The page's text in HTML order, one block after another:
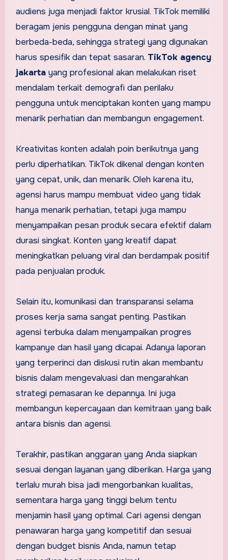
audiens juga menjadi faktor krusial. TikTok memiliki
beragam jenis pengguna dengan minat yang
berbeda-beda, sehingga strategi yang digunakan
harus spesifik dan tepat sasaran. TikTok agency
jakartayang profesional akan melakukan riset
mendalam terkait demografi dan perilaku
pengguna untuk menciptakan konten yang mampu
menarik perhatian dan membangun engagement.
Kreativitas konten adalah poin berikutnya yang
perlu diperhatikan. TikTok dikenal dengan konten
yang cepat, unik, dan menarik. Oleh karena itu,
agensi harus mampu membuat video yang tidak
hanya menarik perhatian, tetapi juga mampu
menyampaikan pesan produk secara efektif dalam
durasi singkat. Konten yang kreatif dapat
meningkatkan peluang viral dan berdampak positif
pada penjualan produk.
Selain itu, komunikasi dan transparansi selama
proses kerja sama sangat penting. Pastikan
agensi terbuka dalam menyampaikan progres
kampanye dan hasil yang dicapai. Adanya laporan
yang terperinci dan diskusi rutin akan membantu
bisnis dalam mengevaluasi dan mengarahkan
strategi pemasaran ke depannya. Ini juga
membangun kepercayaan dan kemitraan yang baik
antara bisnis dan agensi.
Terakhir, pastikan anggaran yang Anda siapkan
sesuai dengan layanan yang diberikan. Harga yang
terlalu murah bisa jadi mengorbankan kualitas,
sementara harga yang tinggi belum tentu
menjamin hasil yang optimal. Cari agensi dengan
penawaran harga yang kompetitif dan sesuai
dengan budget bisnis Anda, namun tetap